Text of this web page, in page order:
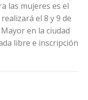
las mujeres es el
el 8 y 9 de
en la ciudad
libre e inscripción